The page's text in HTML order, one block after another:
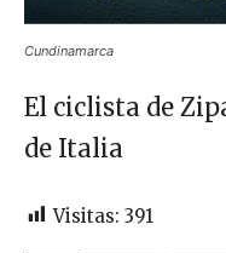
Cundinamarca
El ciclista de
de Italia
Visitas: 391